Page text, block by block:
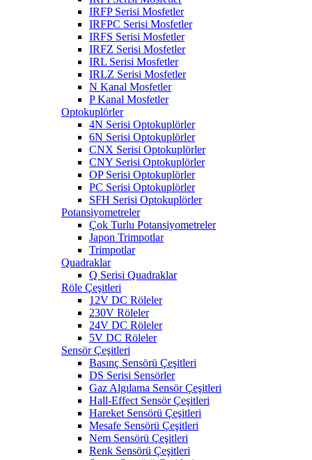
IRFP Serisi Mosfetler
IRFPC Serisi Mosfetler
IRFS Serisi Mosfetler
IRFZ Serisi Mosfetler
IRL Serisi Mosfetler
IRLZ Serisi Mosfetler
N Kanal Mosfetler
P Kanal Mosfetler
Optokuplörler
4N Serisi Optokuplörler
6N Serisi Optokuplörler
CNX Serisi Optokuplörler
CNY Serisi Optokuplörler
OP Serisi Optokuplörler
PC Serisi Optokuplörler
SFH Serisi Optokuplörler
Potansiyometreler
Çok Turlu Potansiyometreler
Japon Trimpotlar
Trimpotlar
Quadraklar
Q Serisi Quadraklar
Röle Çeşitleri
12V DC Röleler
230V Röleler
24V DC Röleler
5V DC Röleler
Sensör Çeşitleri
Basınç Sensörü Çeşitleri
DS Serisi Sensörler
Gaz Algılama Sensör Çeşitleri
Hall-Effect Sensör Çeşitleri
Hareket Sensörü Çeşitleri
Mesafe Sensörü Çeşitleri
Nem Sensörü Çeşitleri
Renk Sensörü Çeşitleri